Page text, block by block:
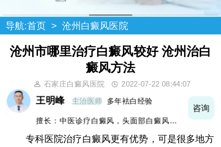
导航:首页 > 沧州白癜风医院
沧州市哪里治疗白癜风较好 沧州治白
癜风方法
石家庄白癜风医院 2022-07-22 08:44:07
王明峰 主治医师 多年袪白经验
擅长：中医诊疗白癜风，头面部白癜风，青
咨询
专科医院治疗白癜风更有优势，可是很多地方